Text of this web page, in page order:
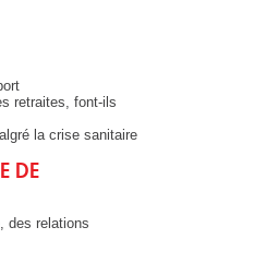
retraites, font-ils
la crise sanitaire
DE
des relations